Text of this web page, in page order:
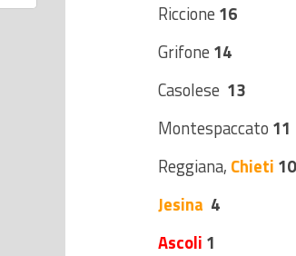
Riccione 16
Grifone 14
Casolese 13
Montespaccato 11
Reggiana, Chieti 10
Jesina 4
Ascoli 1